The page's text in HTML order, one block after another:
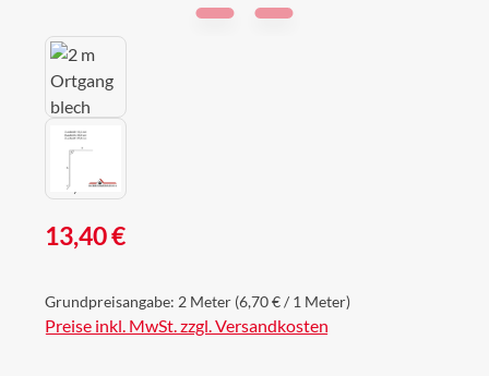
Regulärer Preis:
13,40 €
Grundpreisangabe: 2 Meter (6,70 € / 1 Meter)
Preise inkl. MwSt. zzgl. Versandkosten